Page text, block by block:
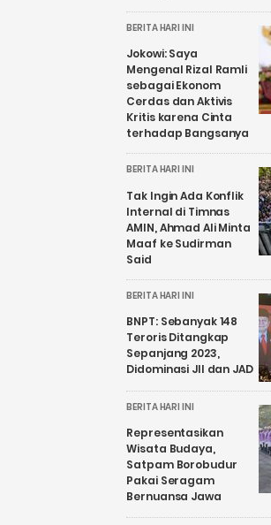
BERITA HARI INI
Jokowi: Saya
Mengenal Rizal Ramli
sebagai Ekonom
Cerdas dan Aktivis
Kritis karena Cinta
terhadap Bangsanya
BERITA HARI INI
Tak Ingin Ada Konflik
Internal di Timnas
AMIN, Ahmad Ali Minta
Maaf ke Sudirman
Said
BERITA HARI INI
BNPT: Sebanyak 148
Teroris Ditangkap
Sepanjang 2023,
Didominasi JII dan JAD
BERITA HARI INI
Representasikan
Wisata Budaya,
Satpam Borobudur
Pakai Seragam
Bernuansa Jawa